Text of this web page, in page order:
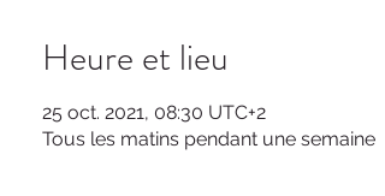
Heure et lieu
25 oct. 2021, 08:30 UTC+2
Tous les matins pendant une semaine